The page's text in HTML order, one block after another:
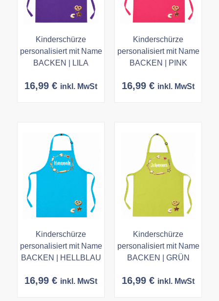
Kinderschürze
personalisiert mit Name
BACKEN | LILA
16,99 € inkl. MwSt
Kinderschürze
personalisiert mit Name
BACKEN | PINK
16,99 € inkl. MwSt
Kinderschürze
personalisiert mit Name
BACKEN | HELLBLAU
16,99 € inkl. MwSt
Kinderschürze
personalisiert mit Name
BACKEN | GRÜN
16,99 € inkl. MwSt